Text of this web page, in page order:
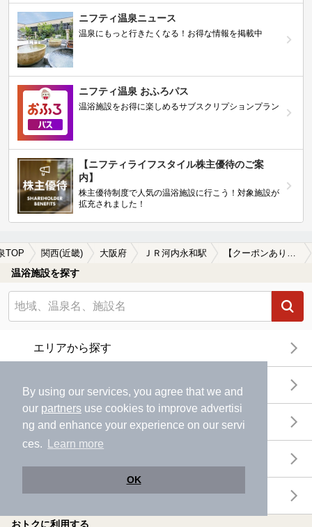
By using our services, you agree that we and
our partners use cookies to improve advertisi
ng and enhance your experience on our servi
ces.
Learn more
OK
ニフティ温泉ニュース
温泉にもっと行きたくなる！お得な情報を掲載中
ニフティ温泉 おふろパス
温浴施設をお得に楽しめるサブスクリプションプラン
【ニフティライフスタイル株主優待のご案
内】
株主優待制度で人気の温浴施設に行こう！対象施設が
拡充されました！
TOP 関西(近畿) 大阪府 ＪＲ河内永和駅
温浴施設を探す
エリアから探す
地図から探す
特徴から探す
関連キーワードから探す
おトクに利用する